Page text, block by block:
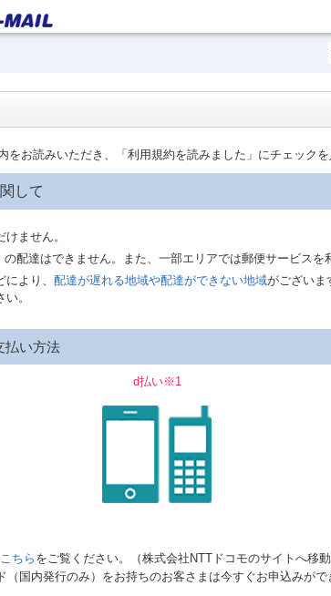
をお読みいただき、「利用規約を読みました」にチェック
して
ません。
の配達はできません。また、一部エリアでは郵便サービス
より、 配達が遅れる地域や配達ができない地域がございま
。
払い方法
d払い※1
こちら をご覧ください。（株式会社NTTドコモのサイトへ移動
国内発行のみ）をお持ちのお客さまは今すぐお申込みがで